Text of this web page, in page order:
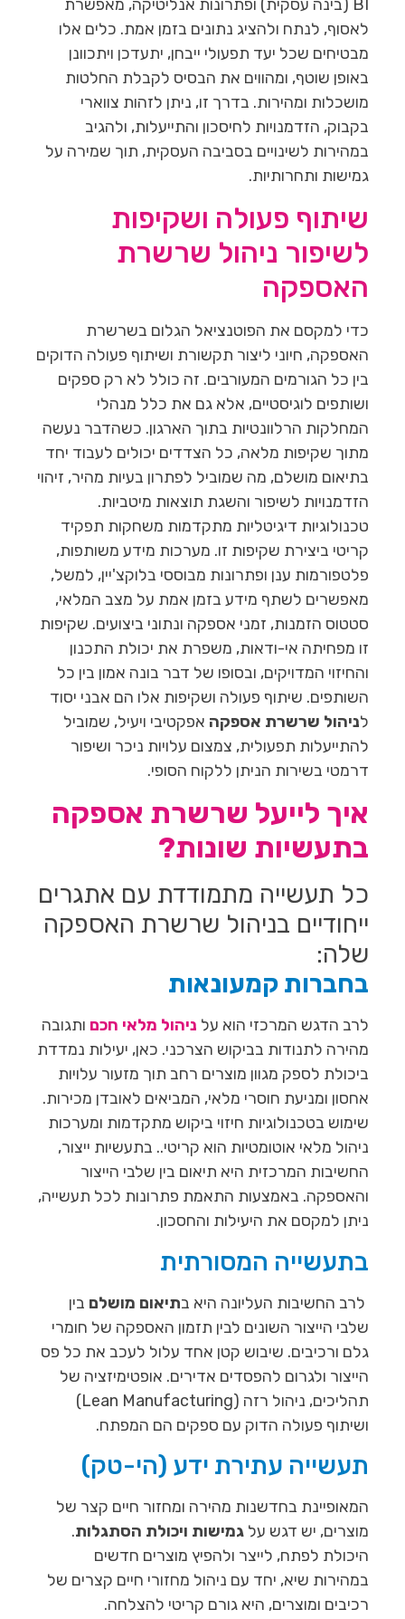
BI (בינה עסקית) ופתרונות אנליטיקה, מאפשרת
לאסוף, לנתח ולהציג נתונים בזמן אמת. כלים אלו
מבטיחים שכל יעד תפעולי ייבחן, יתעדכן ויתכוונן
באופן שוטף, ומהווים את הבסיס לקבלת החלטות
מושכלות ומהירות. בדרך זו, ניתן לזהות צווארי
בקבוק, הזדמנויות לחיסכון והתייעלות, ולהגיב
במהירות לשינויים בסביבה העסקית, תוך שמירה על
גמישות ותחרותיות.
שיתוף פעולה ושקיפות
לשיפור ניהול שרשרת
האספקה
כדי למקסם את הפוטנציאל הגלום בשרשרת
האספקה, חיוני ליצור תקשורת ושיתוף פעולה הדוקים
בין כל הגורמים המעורבים. זה כולל לא רק ספקים
ושותפים לוגיסטיים, אלא גם את כלל מנהלי
המחלקות הרלוונטיות בתוך הארגון. כשהדבר נעשה
מתוך שקיפות מלאה, כל הצדדים יכולים לעבוד יחד
בתיאום מושלם, מה שמוביל לפתרון בעיות מהיר, זיהוי
הזדמנויות לשיפור והשגת תוצאות מיטביות.
טכנולוגיות דיגיטליות מתקדמות משחקות תפקיד
קריטי ביצירת שקיפות זו. מערכות מידע משותפות,
פלטפורמות ענן ופתרונות מבוססי בלוקצ'יין, למשל,
מאפשרים לשתף מידע בזמן אמת על מצב המלאי,
סטטוס הזמנות, זמני אספקה ונתוני ביצועים. שקיפות
זו מפחיתה אי-ודאות, משפרת את יכולת התכנון
והחיזוי המדויקים, ובסופו של דבר בונה אמון בין כל
השותפים. שיתוף פעולה ושקיפות אלו הם אבני יסוד
לניהול שרשרת אספקה אפקטיבי ויעיל, שמוביל
להתייעלות תפעולית, צמצום עלויות ניכר ושיפור
דרמטי בשירות הניתן ללקוח הסופי.
איך לייעל שרשרת אספקה
בתעשיות שונות?
כל תעשייה מתמודדת עם אתגרים
ייחודיים בניהול שרשרת האספקה
שלה:
בחברות קמעונאות
לרב הדגש המרכזי הוא על ניהול מלאי חכם ותגובה
מהירה לתנודות בביקוש הצרכני. כאן, יעילות נמדדת
ביכולת לספק מגוון מוצרים רחב תוך מזעור עלויות
אחסון ומניעת חוסרי מלאי, המביאים לאובדן מכירות.
שימוש בטכנולוגיות חיזוי ביקוש מתקדמות ומערכות
ניהול מלאי אוטומטיות הוא קריטי.. בתעשיות ייצור,
החשיבות המרכזית היא תיאום בין שלבי הייצור
והאספקה. באמצעות התאמת פתרונות לכל תעשייה,
ניתן למקסם את היעילות והחסכון.
בתעשייה המסורתית
לרב החשיבות העליונה היא בתיאום מושלם בין
שלבי הייצור השונים לבין תזמון האספקה של חומרי
גלם ורכיבים. שיבוש קטן אחד עלול לעכב את כל פס
הייצור ולגרום להפסדים אדירים. אופטימיזציה של
תהליכים, ניהול רזה (Lean Manufacturing)
ושיתוף פעולה הדוק עם ספקים הם המפתח.
תעשייה עתירת ידע (הי-טק)
המאופיינת בחדשנות מהירה ומחזור חיים קצר של
מוצרים, יש דגש על גמישות ויכולת הסתגלות.
היכולת לפתח, לייצר ולהפיץ מוצרים חדשים
במהירות שיא, יחד עם ניהול מחזורי חיים קצרים של
רכיבים ומוצרים, היא גורם קריטי להצלחה.